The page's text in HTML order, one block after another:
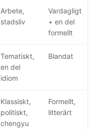
Arbete,
stadsliv
Vardagligt
+ en del
formellt
Tematiskt,
en del
idiom
Blandat
Klassiskt,
politiskt,
chengyu
Formellt,
litterärt